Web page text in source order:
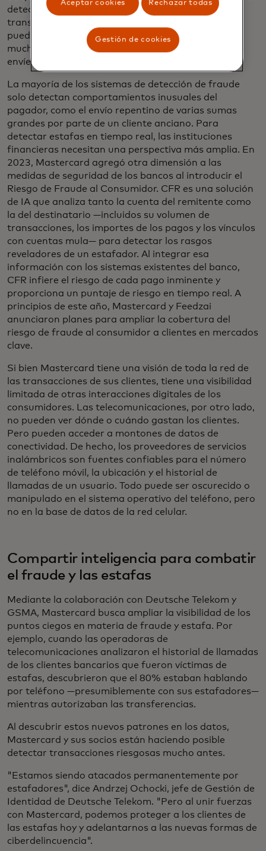
detectar pagos fraudulentos entre los millones de
transacciones legítimas que se realizan cada día
puede ser como buscar una aguja en un pajar. En
muchos casos, los clientes son engañados para que
envíen el dinero.
La mayoría de los sistemas de detección de fraude
solo detectan comportamientos inusuales del
pagador, como el envío repentino de varias sumas
grandes por parte de un cliente anciano. Para
detectar estafas en tiempo real, las instituciones
financieras necesitan una perspectiva más amplia. En
2023, Mastercard agregó otra dimensión a las
medidas de seguridad de los bancos al introducir el
Riesgo de Fraude al Consumidor. CFR es una solución
de IA que analiza tanto la cuenta del remitente como
la del destinatario —incluidos su volumen de
transacciones, los importes de los pagos y los vínculos
con cuentas mula— para detectar los rasgos
reveladores de un estafador. Al integrar esa
información con los sistemas existentes del banco,
CFR infiere el riesgo de cada pago inminente y
proporciona un puntaje de riesgo en tiempo real. A
principios de este año, Mastercard y Feedzai
anunciaron planes para ampliar la cobertura del
riesgo de fraude al consumidor a clientes en mercados
clave.
Si bien Mastercard tiene una visión de toda la red de
las transacciones de sus clientes, tiene una visibilidad
limitada de otras interacciones digitales de los
consumidores. Las telecomunicaciones, por otro lado,
no pueden ver dónde o cuándo gastan los clientes.
Pero pueden acceder a montones de datos de
conectividad. De hecho, los proveedores de servicios
inalámbricos son fuentes confiables para el número
de teléfono móvil, la ubicación y el historial de
llamadas de un usuario. Todo puede ser oscurecido o
manipulado en el sistema operativo del teléfono, pero
no en la base de datos de la red celular.
Compartir inteligencia para combatir
el fraude y las estafas
Mediante la colaboración con Deutsche Telekom y
GSMA, Mastercard busca ampliar la visibilidad de los
puntos ciegos en materia de fraude y estafa. Por
ejemplo, cuando las operadoras de
telecomunicaciones analizaron el historial de llamadas
de los clientes bancarios que fueron víctimas de
estafas, descubrieron que el 80% estaban hablando
por teléfono —presumiblemente con sus estafadores—
mientras autorizaban las transferencias.
Al descubrir estos nuevos patrones en los datos,
Mastercard y sus socios están haciendo posible
detectar transacciones riesgosas mucho antes.
"Estamos siendo atacados permanentemente por
estafadores", dice Andrzej Ochocki, jefe de Gestión de
Identidad de Deutsche Telekom. "Pero al unir fuerzas
con Mastercard, podemos proteger a los clientes de
las estafas hoy y adelantarnos a las nuevas formas de
ciberdelincuencia".
Aceptar cookies Rechazar todas
Gestión de cookies